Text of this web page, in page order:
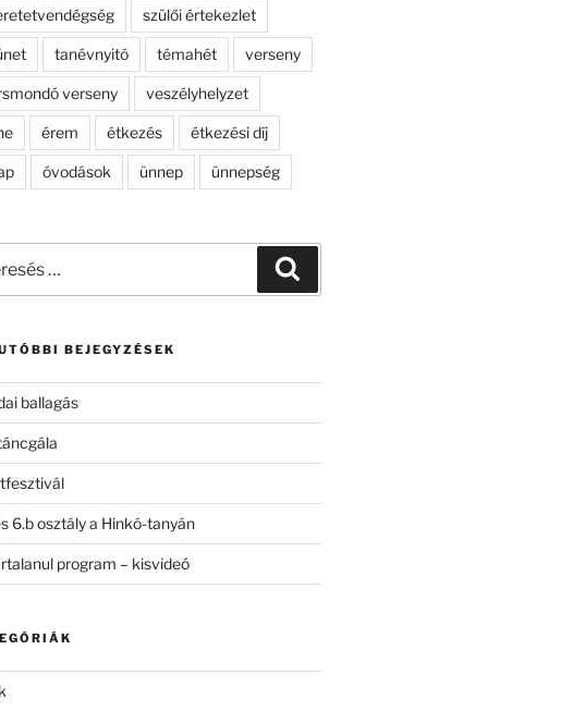
szülői értekezlet
tanévnyitó témahét verseny
verseny veszélyhelyzet
érem étkezés étkezési díj
óvodások ünnep ünnepség
BEJEGYZÉSEK
ballagás
6.b osztály a Hinkó-tanyán
program – kisvideó